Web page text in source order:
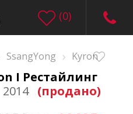
(0)
SsangYong › Kyron
I Рестайлинг
2014 (продано)